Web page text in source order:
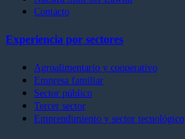
Contacto
Experiencia por sectores
Agroalimentario y cooperativo
Empresa familiar
Sector público
Tercer sector
Emprendimiento y sector tecnológico